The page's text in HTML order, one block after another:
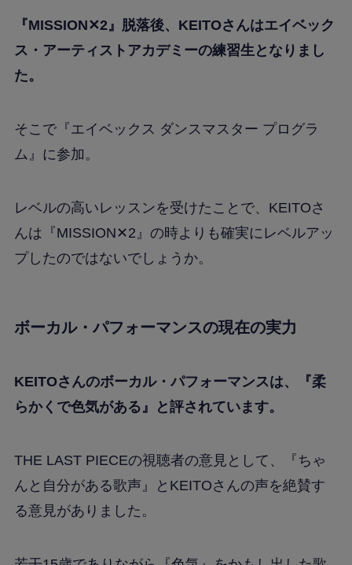
『MISSION✕2』脱落後、KEITOさんはエイベック
ス・アーティストアカデミーの練習生となりまし
た。
そこで『エイベックス ダンスマスター プログラ
ム』に参加。
レベルの高いレッスンを受けたことで、KEITOさ
んは『MISSION✕2』の時よりも確実にレベルアッ
プしたのではないでしょうか。
ボーカル・パフォーマンスの現在の実力
KEITOさんのボーカル・パフォーマンスは、『柔
らかくで色気がある』と評されています。
THE LAST PIECEの視聴者の意見として、『ちゃ
んと自分がある歌声』とKEITOさんの声を絶賛す
る意見がありました。